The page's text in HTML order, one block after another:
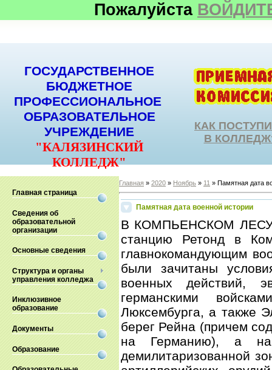
Пожалуйста
ГОСУДАРСТВЕННОЕ
БЮДЖЕТНОЕ
ПРОФЕССИОНАЛЬНОЕ
ОБРАЗОВАТЕЛЬНОЕ
УЧРЕЖДЕНИЕ
"КАЛЯЗИНСКИЙ
КОЛЛЕДЖ"
КАК
В
Главная страница
Сведения об
образовательной
организации
Основные сведения
Структура и органы
управления колледжа
Инклюзивное
образование
Документы
Образование
Главная » 2020 » Ноябрь » 11 » Памятная дата
Памятная дата военной истории
В КОМПЬЕНСКОМ ЛЕСУ
станцию Ретонд в
главнокомандующим
были зачитаны
военных действий,
германскими
Люксембурга, а также
берег Рейна (причем
на Германию), а на
демилитаризованной